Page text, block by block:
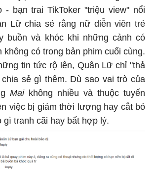
- bạn trai TikToker "triệu view" nổi
Lữ chia sẻ rằng nữ diễn viên trẻ
buồn và khóc khi những cảnh có
không có trong bản phim cuối cùng.
tin tức rộ lên, Quân Lữ chỉ "thả
sẻ gì thêm. Dù sao vai trò của
Mai không nhiều và thuộc tuyến
việc bị giảm thời lượng hay cắt bỏ
gì tranh cãi hay bất hợp lý.